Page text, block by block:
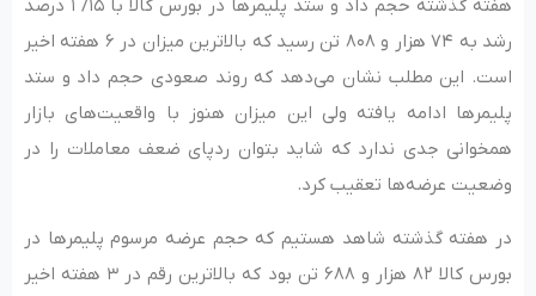
هفته گذشته حجم داد و ستد پلیمرها در بورس کالا با ۱۵/ ۱ درصد
رشد به ۷۴ هزار و ۸۰۸ تن رسید که بالاترین میزان در ۶ هفته اخیر
است. این مطلب نشان می‌دهد که روند صعودی حجم داد و ستد
پلیمرها ادامه یافته ولی این میزان هنوز با واقعیت‌های بازار
همخوانی جدی ندارد که شاید بتوان ردپای ضعف معاملات را در
وضعیت عرضه‌ها تعقیب کرد.
در هفته گذشته شاهد هستیم که حجم عرضه مرسوم پلیمرها در
بورس کالا ۸۲ هزار و ۶۸۸ تن بود که بالاترین رقم در ۳ هفته اخیر